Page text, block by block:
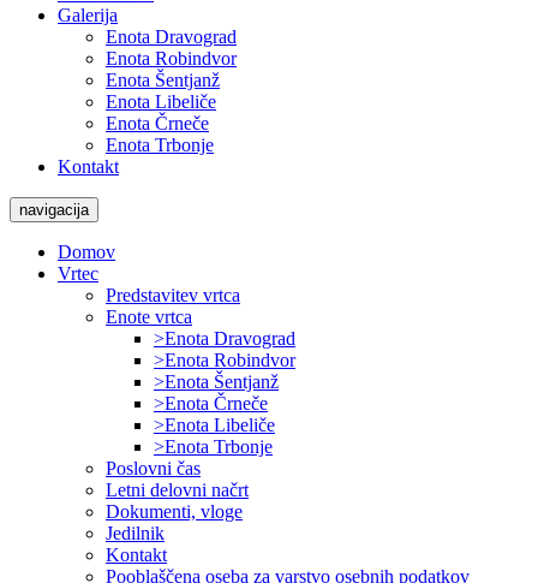
Galerija
Enota Dravograd
Enota Robindvor
Enota Šentjanž
Enota Libeliče
Enota Črneče
Enota Trbonje
Kontakt
navigacija
Domov
Vrtec
Predstavitev vrtca
Enote vrtca
>Enota Dravograd
>Enota Robindvor
>Enota Šentjanž
>Enota Črneče
>Enota Libeliče
>Enota Trbonje
Poslovni čas
Letni delovni načrt
Dokumenti, vloge
Jedilnik
Kontakt
Pooblaščena oseba za varstvo osebnih podatkov